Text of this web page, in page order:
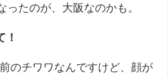
ったのが、大阪なのかも。
のチワワなんですけど、顔が